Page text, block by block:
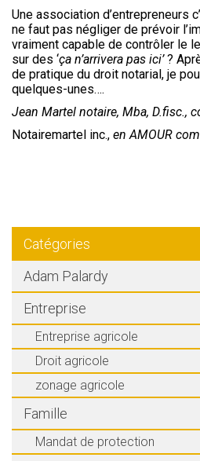
Une association d’entrepreneurs
ne faut pas négliger de prévoir
vraiment capable de contrôler le
sur des ‘ça n’arrivera pas ici’?
de pratique du droit notarial, je
quelques-unes….
Jean Martel notaire, Mba, D.fisc.,
Notairemartel inc., en AMOUR
Catégories
Adam Palardy
Entreprise
Entreprise agricole
Droit agricole
zonage agricole
Famille
Mandat de protection